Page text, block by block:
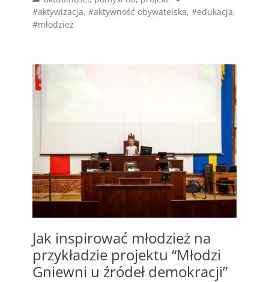
#aktywizacja, #aktywność obywatelska, #edukacja,
#młodzież
Jak inspirować młodzież na
przykładzie projektu “Młodzi
Gniewni u źródeł demokracji”